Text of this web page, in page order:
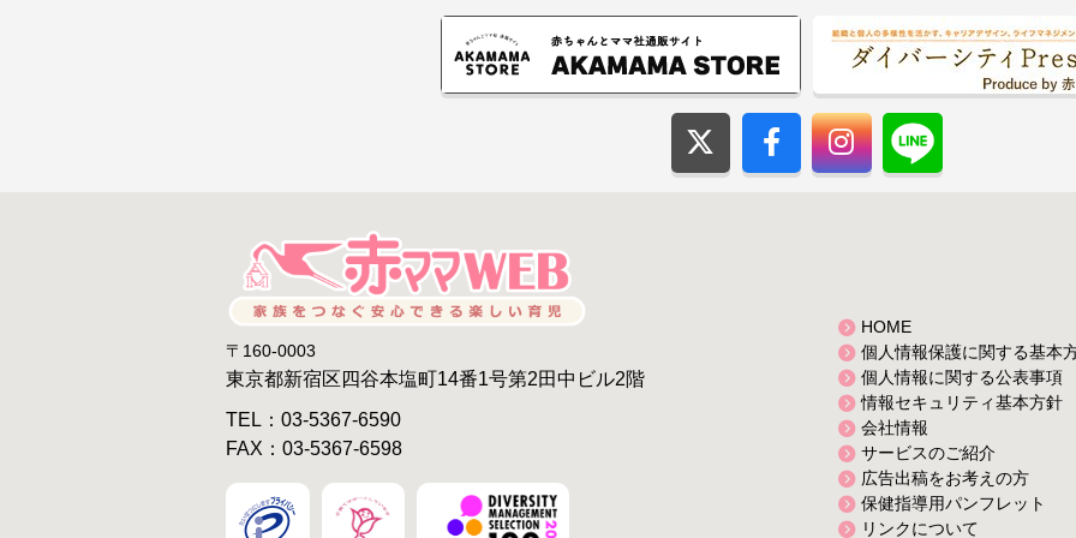
〒160-0003
東京都新宿区四谷本塩町14番1号第2田中ビル2階
TEL：03-5367-6590
FAX：03-5367-6598
HOME
個人情報保護に関する基本
個人情報に関する公表事項
情報セキュリティ基本方針
会社情報
サービスのご紹介
広告出稿をお考えの方
保健指導用パンフレット
リンクについて